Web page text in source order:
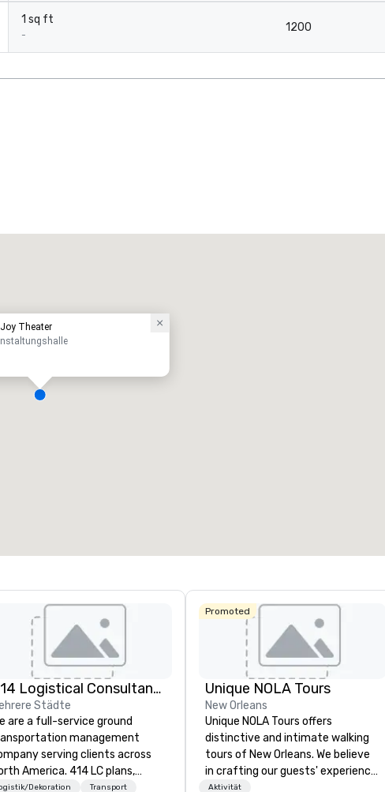
1 sq ft
-
1200
Theater
414 Logistical Consultants, LLC
Städte
are a full-service ground
management
serving clients across
America. 414 LC plans,
and manages
Dekoration
Transport
Promoted
Unique NOLA Tours
New Orleans
Unique NOLA Tours offers
distinctive and intimate walking
tours of New Orleans. We believe
in crafting our guests' experience
into something special beyond
Aktivität